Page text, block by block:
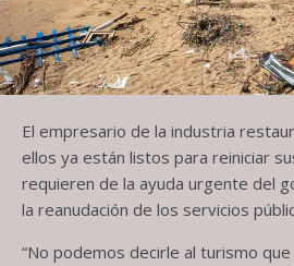
El empresario de la industria
ellos ya están listos para reiniciar
requieren de la ayuda urgente del
la reanudación de los servicios
“No podemos decirle al turismo